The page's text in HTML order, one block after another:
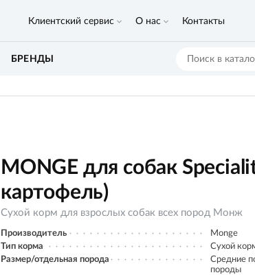
Клиентский сервис О нас Контакты
БРЕНДЫ
MONGE для собак
картофель)
Сухой корм для взрослых собак всех пород Монж
Производитель
Monge
Тип корма
Сухой
Размер/отдельная порода
Средние
породы